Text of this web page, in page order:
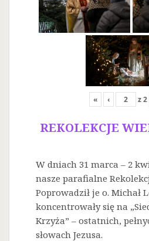
« ‹ z2
REKOLEKCJE
W dniach 31 marca – 2
nasze parafialne
Poprowadził je o. Michał
koncentrowały się na
Krzyża” – ostatnich,
słowach Jezusa.